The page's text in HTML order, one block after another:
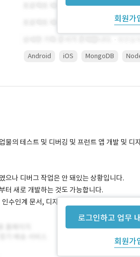
회원가
Android iOS MongoDB
로그인하고 업무
회원가
물의 테스트 및 디버깅 및 프런트 앱 개발 및 디
으나 디버그 작업은 안 돼있는 상황입니다.
터 새로 개발하는 것도 가능합니다.
수인계 문서, 디자인 파일은 제공드릴 예정입니